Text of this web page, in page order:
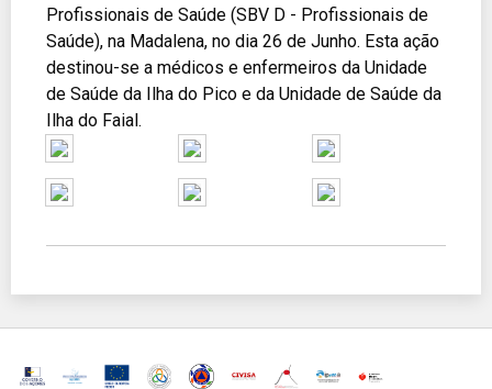
Profissionais de Saúde (SBV D - Profissionais de
Saúde), na Madalena, no dia 26 de Junho. Esta ação
destinou-se a médicos e enfermeiros da Unidade
de Saúde da Ilha do Pico e da Unidade de Saúde da
Ilha do Faial.